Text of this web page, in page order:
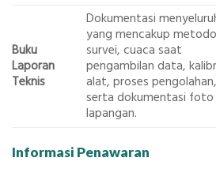
Buku
Laporan
Teknis
Dokumentasi
yang mencakup
survei, cuaca saat
pengambilan data,
alat, proses pengolahan,
serta dokumentasi foto
lapangan.
Informasi Penawaran